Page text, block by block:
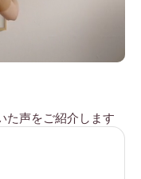
た声をご紹介します